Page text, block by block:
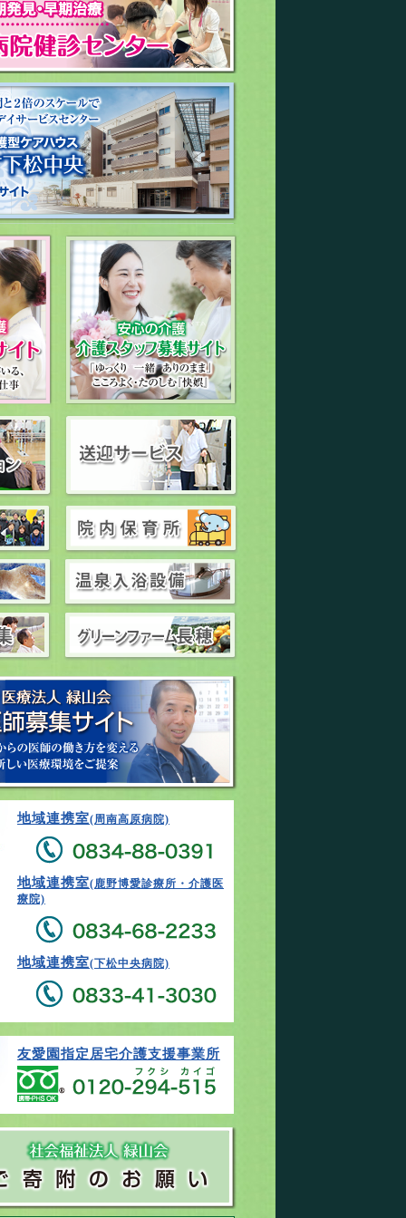
地域連携室(周南高原病院)
地域連携室(鹿野博愛診療所・介護医
療院)
地域連携室(下松中央病院)
友愛園指定居宅介護支援事業所